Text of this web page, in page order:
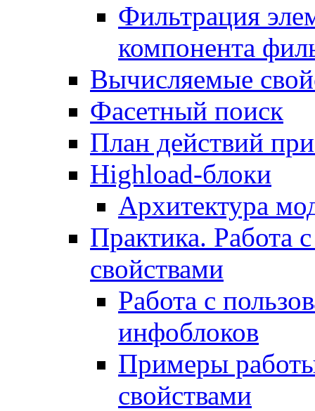
Фильтрация
компонента
Вычисляемые
Фасетный поиск
План действий
Highload-блоки
Архитектура
Практика. Работа
свойствами
Работа с
инфоблоков
Примеры
свойствами